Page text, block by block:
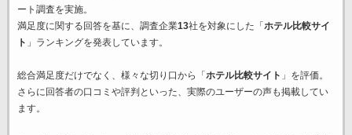
ート調査を実施。
満足度に関する回答を基に、調査企業13社を対象にした「 ホテル比較サイ
ト 」ランキングを発表しています。
総合満足度だけでなく、様々な切り口から「 ホテル比較サイト 」を評価。
さらに回答者の口コミや評判といった、実際のユーザーの声も掲載してい
ます。